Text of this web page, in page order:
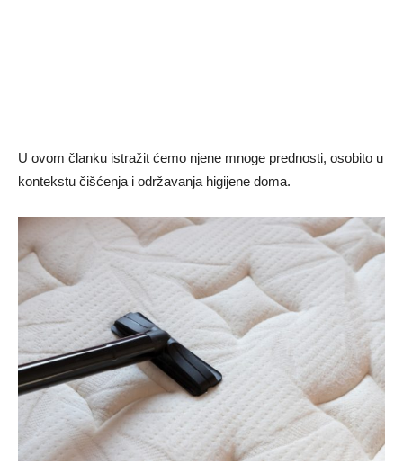
U ovom članku istražit ćemo njene mnoge prednosti, osobito u
kontekstu čišćenja i održavanja higijene doma.